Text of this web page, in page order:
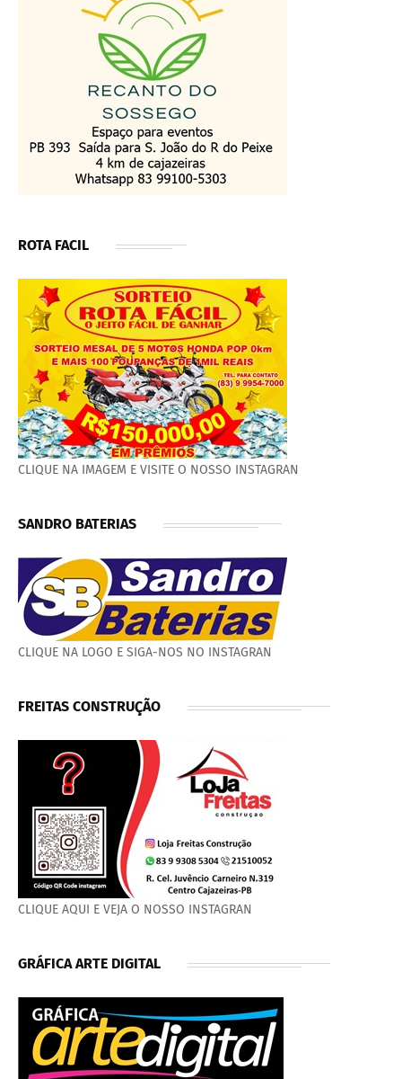
ROTA FACIL
CLIQUE NA IMAGEM E VISITE O NOSSO INSTAGRAN
SANDRO BATERIAS
CLIQUE NA LOGO E SIGA-NOS NO INSTAGRAN
FREITAS CONSTRUÇÃO
CLIQUE AQUI E VEJA O NOSSO INSTAGRAN
GRÁFICA ARTE DIGITAL